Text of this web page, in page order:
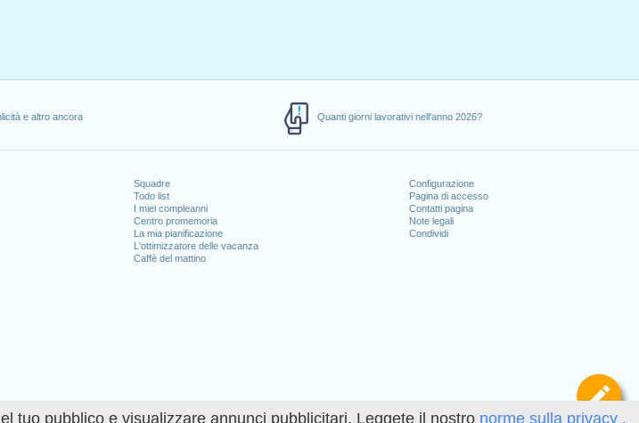
tuo pubblico e visualizzare annunci pubblicitari. Leggete il nostro norme sulla privacy .
e altro ancora Quanti giorni lavorativi nell'anno 2026?
Squadre
Todo list
I miei compleanni
Centro promemoria
La mia pianificazione
L'ottimizzatore delle vacanza
Caffè del mattino
Configurazione
Pagina di accesso
Contatti pagina
Note legali
Condividi